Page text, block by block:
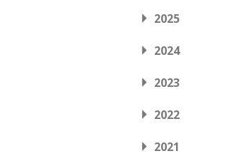
2025
2024
2023
2022
2021